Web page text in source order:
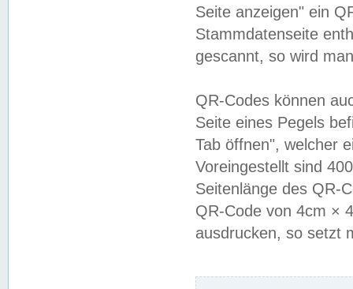
Seite anzeigen" ein
Stammdatenseite
gescannt, so wird
QR-Codes können
Seite eines Pegels
Tab öffnen", welcher
Voreingestellt sind
Seitenlänge des QR-
QR-Code von 4cm ×
ausdrucken, so setzt